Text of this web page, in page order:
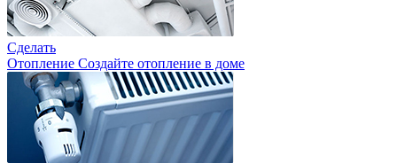
Сделать
Отопление Создайте отопление в доме